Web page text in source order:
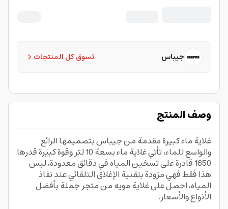
تسوق كل المنتجات جيباس
وصف المنتج
غلاية ماء كبيرة مقدمة من جيباس بتصميمها الرائع
والواسع للماء، تأتي غلاية ماء بسعة 10 لتر وقوة كبيرة قدرها
1650 قادرة على تسخين المياه في دقائق معدودة، ليس
هذا فقط فهي مزودة بتقنية الإغلاق التلقائي عند نفاذ
المياه، احصل على غلاية مويه من متجر جملة بأفضل
الأنواع والأسعار.